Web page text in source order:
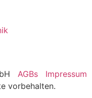
AGBs
Impressum
vorbehalten.